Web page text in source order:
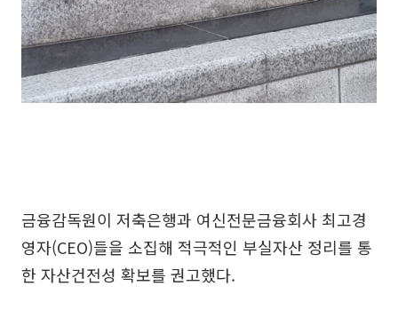
금융감독원이 저축은행과 여신전문금융회사 최고경
영자(CEO)들을 소집해 적극적인 부실자산 정리를 통
한 자산건전성 확보를 권고했다.